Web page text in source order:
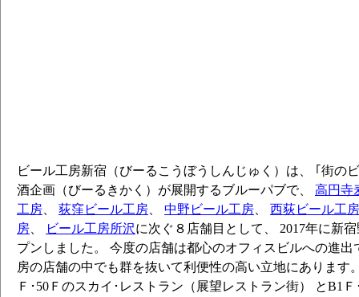
ビール工房新宿（びーるこうぼうしんじゅく）は、 ｢街の
酒企画（びーるきかく）が展開するブルーパブで、 高円寺
工房
荻窪ビール工房 中野ビール工房
西荻ビール工房
房
ビール工房所沢に次ぐ８店舗目として、 2017年に新
プンしました。 今度の店舗は都心のオフィスビルへの進
房の店舗の中でも群を抜いて利便性の高い立地にあります
Ｆ･50Ｆのスカイ･レストラン（展望レストラン街） とB1